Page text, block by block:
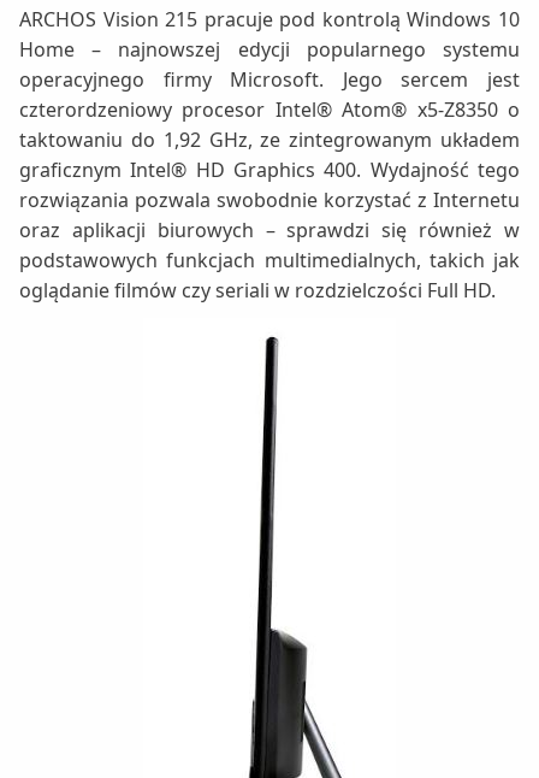
ARCHOS Vision 215 pracuje pod kontrolą Windows 10
Home – najnowszej edycji popularnego systemu
operacyjnego firmy Microsoft. Jego sercem jest
czterordzeniowy procesor Intel® Atom® x5-Z8350 o
taktowaniu do 1,92 GHz, ze zintegrowanym układem
graficznym Intel® HD Graphics 400. Wydajność tego
rozwiązania pozwala swobodnie korzystać z Internetu
oraz aplikacji biurowych – sprawdzi się również w
podstawowych funkcjach multimedialnych, takich jak
oglądanie filmów czy seriali w rozdzielczości Full HD.